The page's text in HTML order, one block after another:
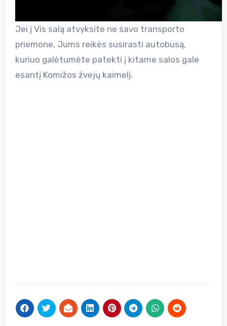
Jei į Vis salą atvyksite ne savo transporto
priemone, Jums reikės susirasti autobusą,
kuriuo galėtumėte patekti į kitame salos gale
esantį Komižos žvejų kaimelį.